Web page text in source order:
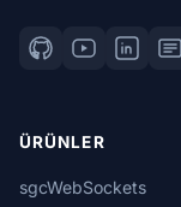
ÜRÜNLER
sgcWebSockets